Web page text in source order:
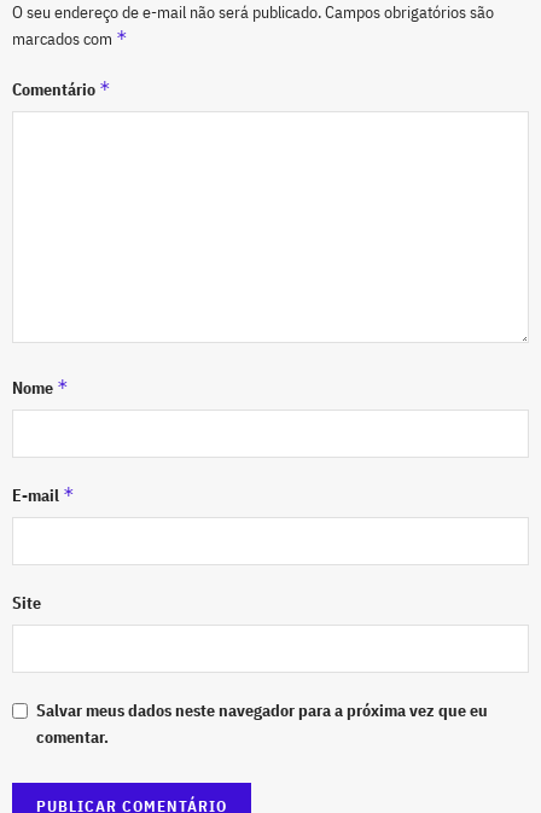
O seu endereço de e-mail não será publicado.Campos obrigatórios são
marcados com *
Comentário *
Nome *
E-mail *
Site
Salvar meus dados neste navegador para a próxima vez que eu
comentar.